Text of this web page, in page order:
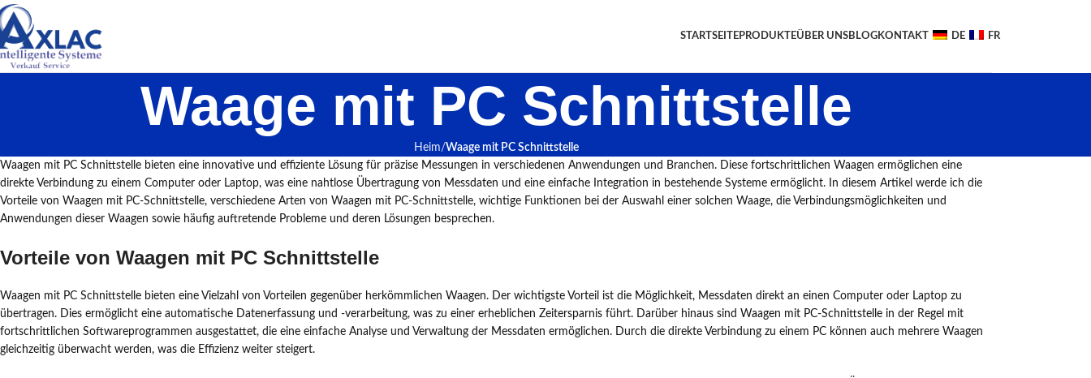
STARTSEITEPRODUKTEÜBER UNSBLOGKONTAKT DE FR
Waage mit PC Schnittstelle
Heim Waage mit PC Schnittstelle
Waagen mit PC Schnittstelle bieten eine innovative und effiziente Lösung für präzise Messungen in verschiedenen Anwendungen und Branchen. Diese fortschrittlichen Waagen ermöglichen eine
direkte Verbindung zu einem Computer oder Laptop, was eine nahtlose Übertragung von Messdaten und eine einfache Integration in bestehende Systeme ermöglicht. In diesem Artikel werde ich die
Vorteile von Waagen mit PC-Schnittstelle, verschiedene Arten von Waagen mit PC-Schnittstelle, wichtige Funktionen bei der Auswahl einer solchen Waage, die Verbindungsmöglichkeiten und
Anwendungen dieser Waagen sowie häufig auftretende Probleme und deren Lösungen besprechen.
Vorteile von Waagen mit PC Schnittstelle
Waagen mit PC Schnittstelle bieten eine Vielzahl von Vorteilen gegenüber herkömmlichen Waagen. Der wichtigste Vorteil ist die Möglichkeit, Messdaten direkt an einen Computer oder Laptop zu
übertragen. Dies ermöglicht eine automatische Datenerfassung und -verarbeitung, was zu einer erheblichen Zeitersparnis führt. Darüber hinaus sind Waagen mit PC-Schnittstelle in der Regel mit
fortschrittlichen Softwareprogrammen ausgestattet, die eine einfache Analyse und Verwaltung der Messdaten ermöglichen. Durch die direkte Verbindung zu einem PC können auch mehrere Waagen
gleichzeitig überwacht werden, was die Effizienz weiter steigert.